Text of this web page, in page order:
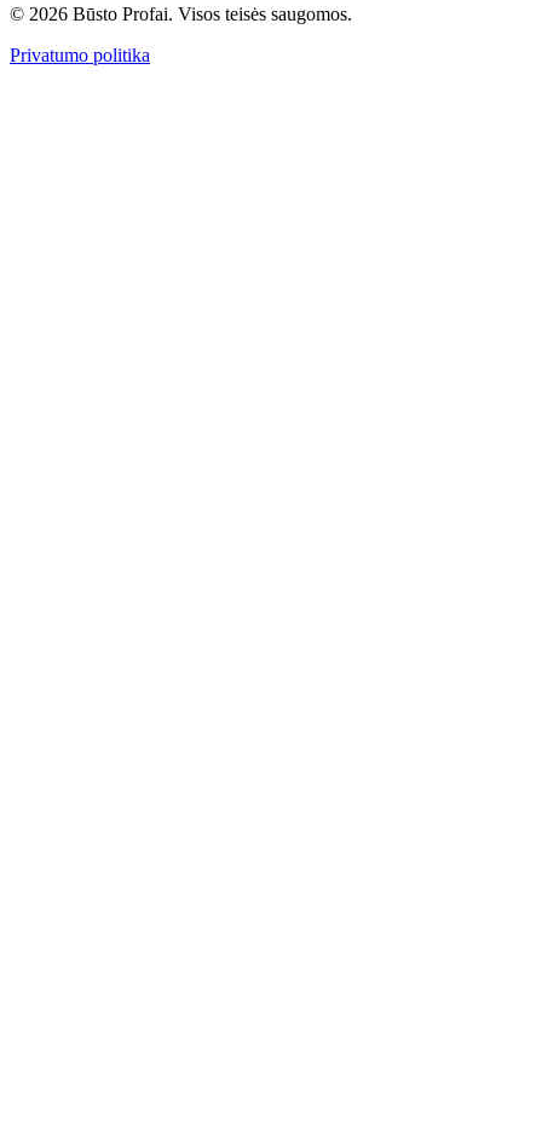
© 2026 Būsto Profai. Visos teisės saugomos.
Privatumo politika